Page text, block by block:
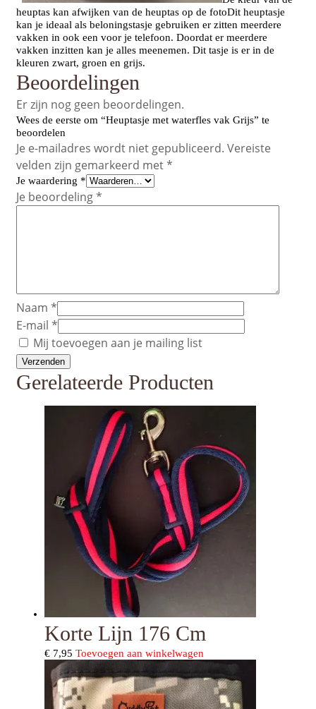
heuptas kan afwijken van de heuptas op de fotoDit heuptasje
kan je ideaal als beloningstasje gebruiken er zitten meerdere
vakken in ook een voor je telefoon. Doordat er meerdere
vakken inzitten kan je alles meenemen. Dit tasje is er in de
kleuren zwart, groen en grijs.
Beoordelingen
Er zijn nog geen beoordelingen.
Wees de eerste om “Heuptasje met waterfles vak Grijs” te
beoordelen
Je e-mailadres wordt niet gepubliceerd. Vereiste
velden zijn gemarkeerd met*
Je waardering *
Je beoordeling*
Naam *
E-mail *
Mij toevoegen aan je mailing list
Gerelateerde Producten
Korte Lijn 176 Cm
€ 7,95 Toevoegen aan winkelwagen